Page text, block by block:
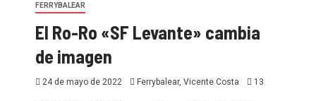
FERRYBALEAR
El Ro-Ro «SF Levante» cambia
de imagen
24 de mayo de 2022 Ferrybalear, Vicente Costa 13